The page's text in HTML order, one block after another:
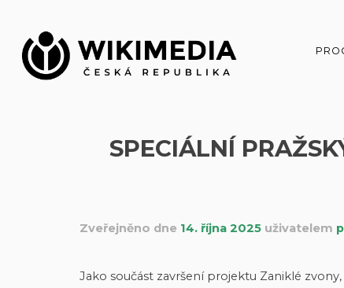
obsah
SPECIÁLNÍ
Zveřejněno dne 14. října 2025uživatelem
Jako součást završení projektu Zaniklé